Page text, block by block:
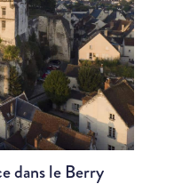
dans le Berry